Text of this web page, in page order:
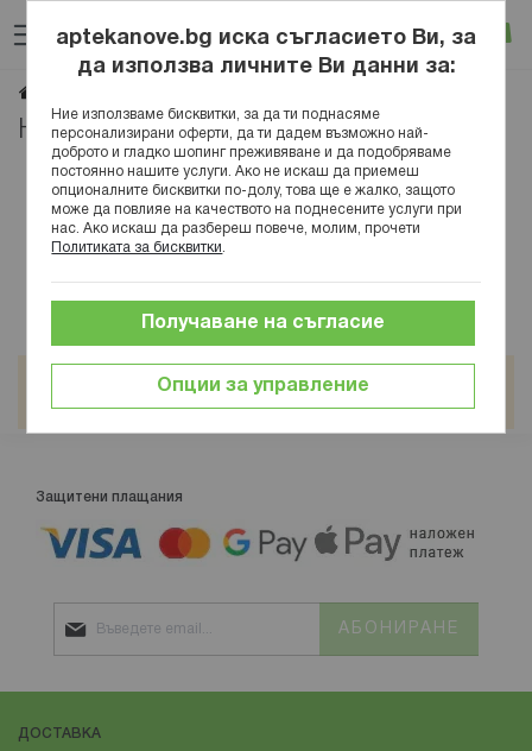
към
съдържанието
Вход
На живо
Не можем да намерим продукти, отговарящи на
Защитени плащания
АБОНИРАНЕ
ДОСТАВКА
aptekanove.bg иска съгласието Ви, за
да използва личните Ви данни за:
Ние използваме бисквитки, за да ти поднасяме
персонализирани оферти, да ти дадем възможно най-
доброто и гладко шопинг преживяване и да подобряваме
постоянно нашите услуги. Ако не искаш да приемеш
опционалните бисквитки по-долу, това ще е жалко, защото
може да повлияе на качеството на поднесените услуги при
нас. Ако искаш да разбереш повече, молим, прочети
Политиката за бисквитки
Опции за управление
Получаване на съгласие